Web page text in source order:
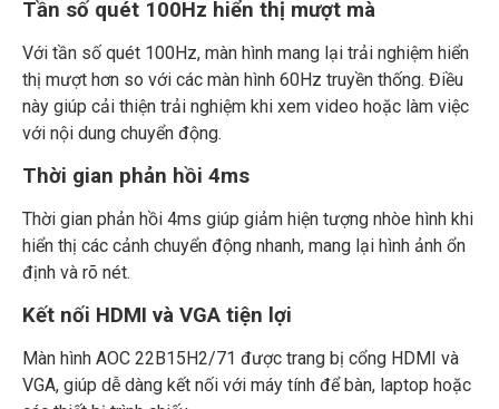
Tần số quét 100Hz hiển thị mượt mà
Với tần số quét 100Hz, màn hình mang lại trải nghiệm hiển
thị mượt hơn so với các màn hình 60Hz truyền thống. Điều
này giúp cải thiện trải nghiệm khi xem video hoặc làm việc
với nội dung chuyển động.
Thời gian phản hồi 4ms
Thời gian phản hồi 4ms giúp giảm hiện tượng nhòe hình khi
hiển thị các cảnh chuyển động nhanh, mang lại hình ảnh ổn
định và rõ nét.
Kết nối HDMI và VGA tiện lợi
Màn hình AOC 22B15H2/71 được trang bị cổng HDMI và
VGA, giúp dễ dàng kết nối với máy tính để bàn, laptop hoặc